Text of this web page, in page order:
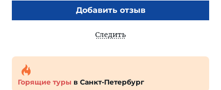
Добавить отзыв
Следить
Горящие туры в Санкт-Петербург